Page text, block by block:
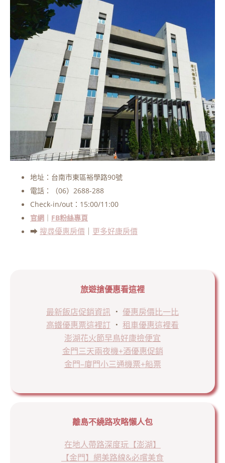
地址：台南市東區裕學路90號
電話：（06）2688-288
Check-in/out：15:00/11:00
官網 ｜ FB粉絲專頁
➡ 搜尋優惠房價 更多好康房價
旅遊搶優惠看這裡
最新飯店促銷資訊 ． 優惠房價比一比
高鐵優惠票這裡訂 ． 租車優惠這裡看
澎湖花火節早鳥好康撿便宜
金門三天兩夜機+酒優惠促銷
金門–廈門小三通機票+船票
離島不繞路攻略懶人包
在地人帶路深度玩【澎湖】
【金門】網美路線&必嚐美食